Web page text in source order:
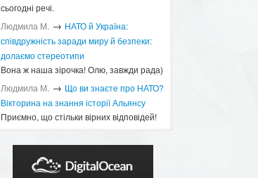
сьогодні речі.
Людмила М. → ​НАТО й Україна:
співдружність заради миру й безпеки:
долаємо стереотипи
Вона ж наша зірочка! Олю, завжди рада)
Людмила М. → Що ви знаєте про НАТО?
Вікторина на знання історії Альянсу ​
Приємно, що стільки вірних відповідей!